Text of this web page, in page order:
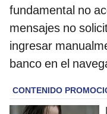
fundamental no
mensajes no
ingresar
banco en el